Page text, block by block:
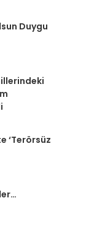
Duygu
‘Terörsüz